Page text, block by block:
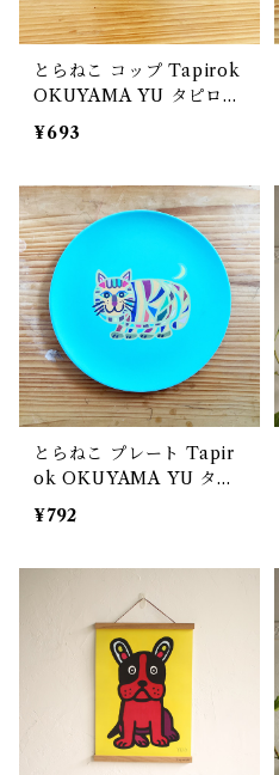
とらねこ コップ Tapirok
OKUYAMA YU タピロク
奥山優 環境にやさしいエ
コ素材 バンブーファイバ
¥693
とらねこ プレート Tapir
ok OKUYAMA YU タピ
ロク 奥山優 環境にやさし
いエコ素材 バンブーファ
¥792